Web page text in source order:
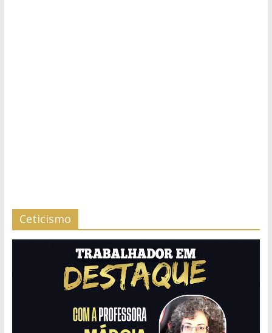
Ceticismo